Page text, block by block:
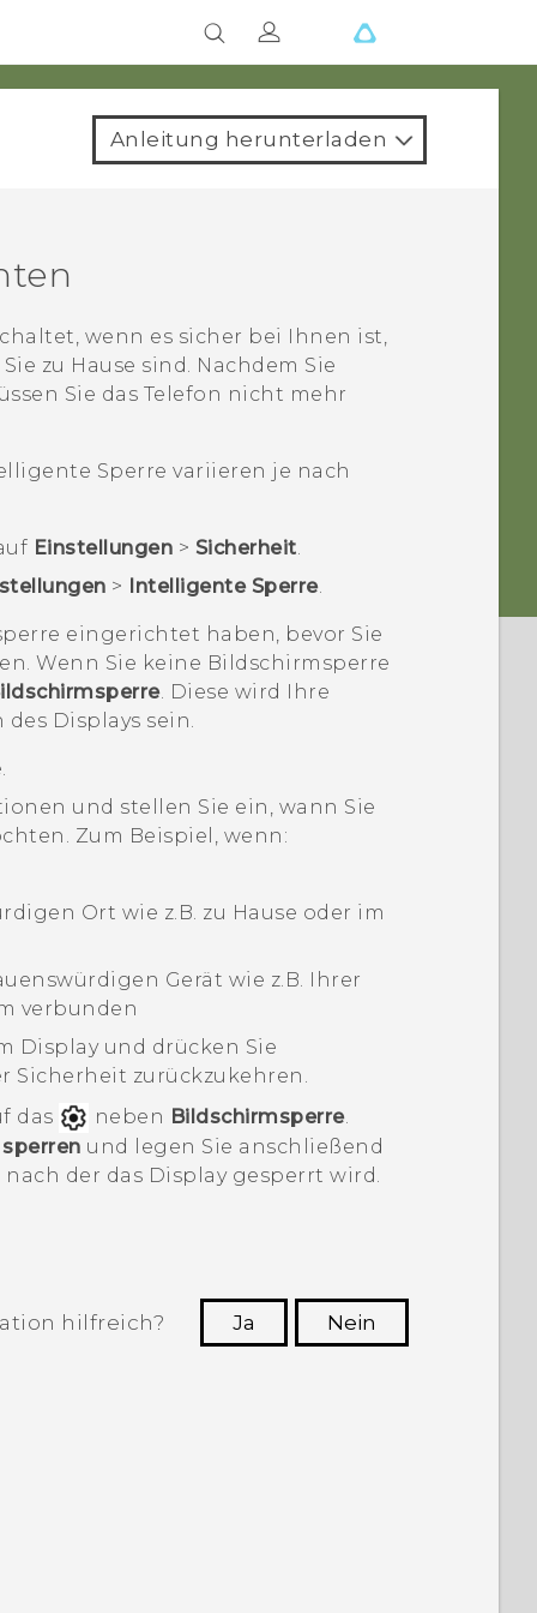
Anleitung herunterladen
wenn es sicher bei Ihnen ist,
zu Hause sind. Nachdem Sie
Sie das Telefon nicht mehr
Sperre variieren je nach
Einstellungen > Sicherheit.
> Intelligente Sperre.
eingerichtet haben, bevor Sie
Wenn Sie keine Bildschirmsperre
. Diese wird Ihre
Displays sein.
und stellen Sie ein, wann Sie
Zum Beispiel, wenn:
Ort wie z.B. zu Hause oder im
Gerät wie z.B. Ihrer
verbunden
Display und drücken Sie
Sicherheit zurückzukehren.
das
neben Bildschirmsperre.
und legen Sie anschließend
der das Display gesperrt wird.
hilfreich? Ja
Nein